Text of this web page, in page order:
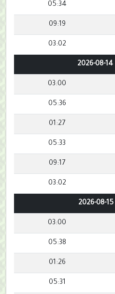
05:34
09:19
03:02
03:00
05:36
01:27
05:33
09:17
03:02
03:00
05:38
01:26
05:31